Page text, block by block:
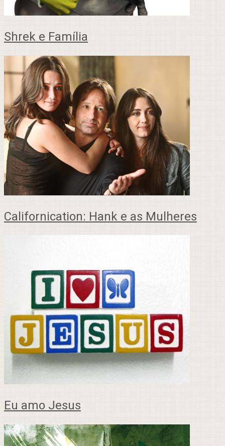
Shrek e Família
Californication: Hank e as Mulheres
Eu amo Jesus